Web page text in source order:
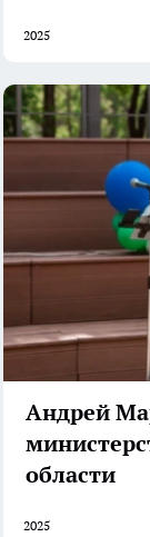
2025
Андрей
области
2025